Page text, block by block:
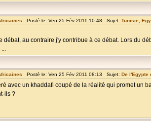
Posté le: Ven 25 Fév 2011 10:48 Sujet: Tunisie,
débat, au contraire j'y contribue à ce débat. Lors du
Posté le: Ven 25 Fév 2011 08:13 Sujet: De l'Egypte
avec un khaddafi coupé de la réalité qui promet un
ils ?